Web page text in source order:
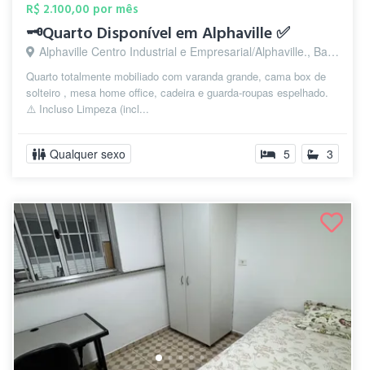
R$ 2.100,00 por mês
🗝️Quarto Disponível em Alphaville ✅
Alphaville Centro Industrial e Empresarial/Alphaville., Barueri - SP
Quarto totalmente mobiliado com varanda grande, cama box de
solteiro , mesa home office, cadeira e guarda-roupas espelhado.
⚠️ Incluso Limpeza (incl...
Qualquer sexo 5 3